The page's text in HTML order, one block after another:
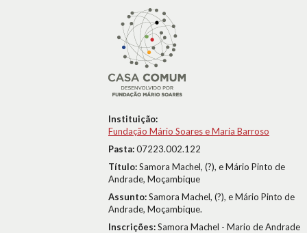
Instituição:
Fundação Mário Soares e Maria Barroso
Pasta:07223.002.122
Título:Samora Machel, (?), e Mário Pinto de
Andrade, Moçambique
Assunto:Samora Machel, (?), e Mário Pinto de
Andrade, Moçambique.
Inscrições:Samora Machel - Mario de Andrade